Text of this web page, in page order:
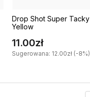
Drop Shot Super
Yellow
11.00zł
Sugerowana: 12.00zł (-8%)